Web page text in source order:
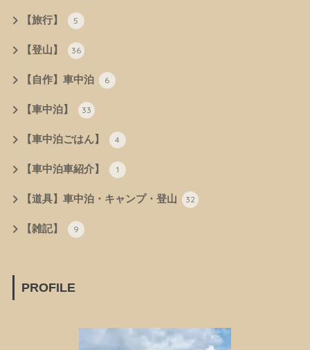
【旅行】 5
【登山】 36
【自作】車中泊 6
【車中泊】 33
【車中泊ごはん】 4
【車中泊車紹介】 1
【道具】車中泊・キャンプ・登山 32
【雑記】 9
PROFILE